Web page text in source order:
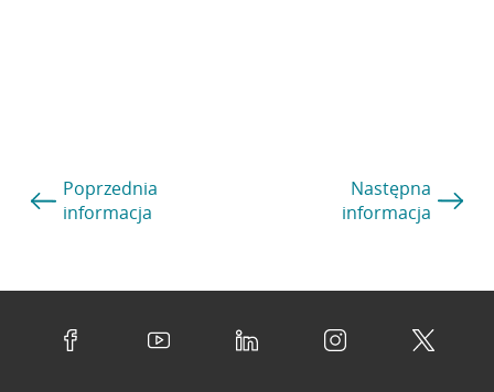
Poprzednia
informacja
Następna
informacja